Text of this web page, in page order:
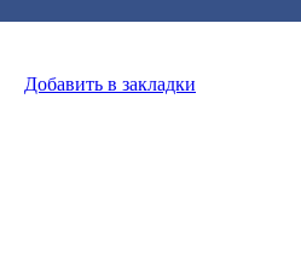
Добавить в закладки